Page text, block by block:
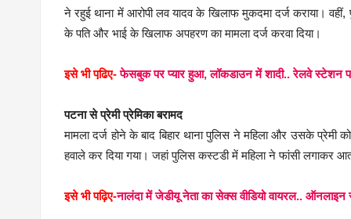
ने रहुई थाना में आरोपी लव यादव के खिलाफ मुकदमा दर्ज कराया। वहीं,
के पति और भाई के खिलाफ अपहरण का मामला दर्ज करवा दिया।
इसे भी पढि़ए-फेसबुक पर प्यार हुआ, लॉकडाउन में शादी.. रेलवे स्टेशन
पटना से प्रेमी प्रेमिका बरामद
मामला दर्ज होने के बाद बिहार थाना पुलिस ने महिला और उसके
हवाले कर दिया गया। जहां पुलिस कस्टडी में महिला ने फांसी लगाकर
इसे भी पढ़िए-नालंदा में जेडीयू नेता का सेक्स वीडियो वायरल..